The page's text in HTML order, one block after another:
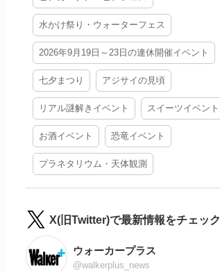
水かけ祭り・ウォーターフェス
2026年9月19日～23日の連休開催イベント
七夕まつり アジサイの見頃
リアル謎解きイベント スイーツイベント
お酒イベント 恐竜イベント
プラネタリウム・天体観測
X(旧Twitter)で最新情報をチェック
ウォーカープラス
@walkerplus_news